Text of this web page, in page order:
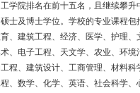
学院排名在前十五名，且继续攀升
士及博士学位。学校的专业课程包
、建筑工程、经济、医学、护理、
、电子工程、天文学、农业、环境
程、建筑设计、工商管理、材料科
、数学、化学、英语、社会科学、